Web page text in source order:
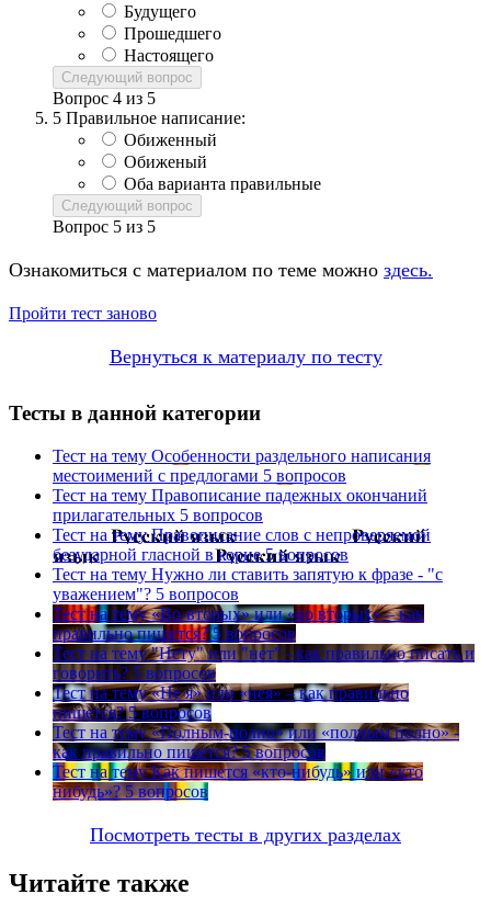
Будущего
Прошедшего
Настоящего
Следующий вопрос
Вопрос 4 из 5
5 Правильное написание:
Обиженный
Обиженый
Оба варианта правильные
Следующий вопрос
Вопрос 5 из 5
Ознакомиться с материалом по теме можно здесь.
Пройти тест заново
Вернуться к материалу по тесту
Тесты в данной категории
Тест на тему Особенности раздельного написания
местоимений с предлогами 5 вопросов
Тест на тему Правописание падежных окончаний
прилагательных 5 вопросов
Тест на тему Правописание слов с непроверяемой
безударной гласной в корне 5 вопросов
Тест на тему Нужно ли ставить запятую к фразе - "с
уважением"? 5 вопросов
Тест на тему «Во-вторых» или «во вторых» – как
правильно пишется? 5 вопросов
Тест на тему "Нету" или "нет" - как правильно писать и
говорить? 5 вопросов
Тест на тему «Не я» или «нея» – как правильно
пишется? 5 вопросов
Тест на тему «Полным-полно» или «полным полно» -
как правильно пишется? 5 вопросов
Тест на тему Как пишется «кто-нибудь» или «кто
нибудь»? 5 вопросов
Посмотреть тесты в других разделах
Читайте также